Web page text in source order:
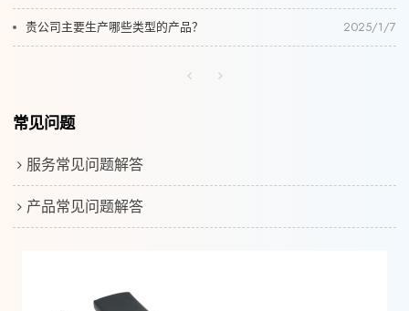
贵公司主要生产哪些类型的产品？ 2025/1/7
常见问题
服务常见问题解答
产品常见问题解答